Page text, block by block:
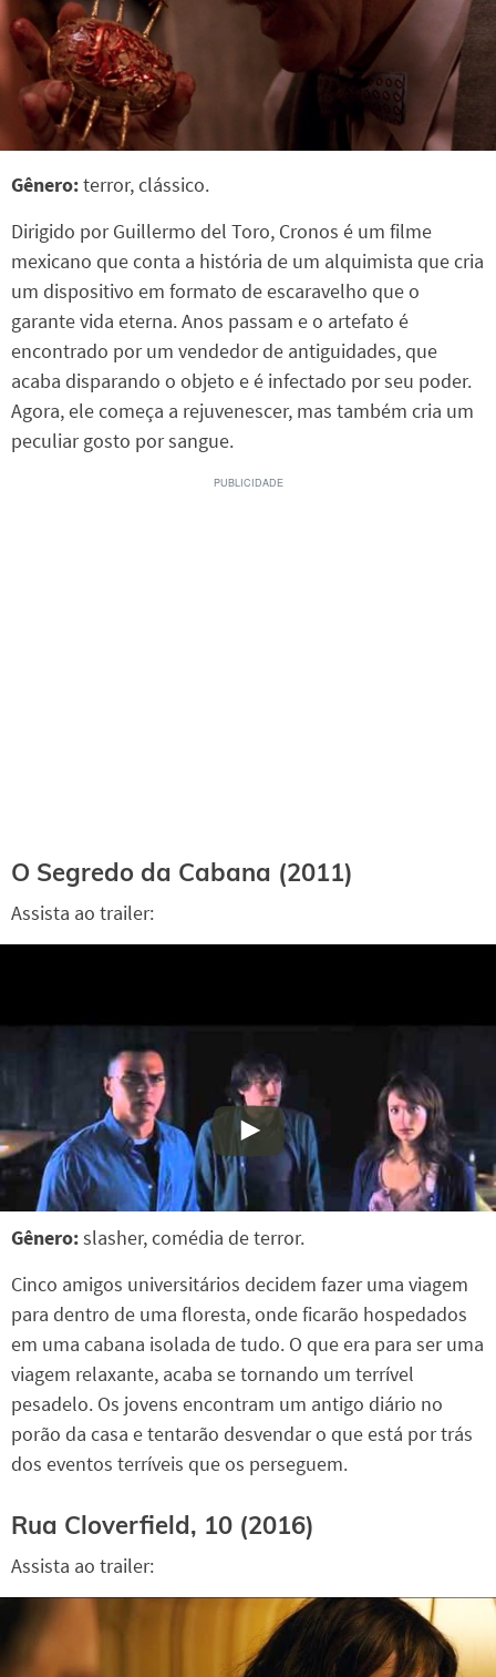
Gênero:terror, clássico.
Dirigido por Guillermo del Toro, Cronos é um filme
mexicano que conta a história de um alquimista que cria
um dispositivo em formato de escaravelho que o
garante vida eterna. Anos passam e o artefato é
encontrado por um vendedor de antiguidades, que
acaba disparando o objeto e é infectado por seu poder.
Agora, ele começa a rejuvenescer, mas também cria um
peculiar gosto por sangue.
O Segredo da Cabana (2011)
Assista ao trailer:
Gênero:slasher, comédia de terror.
Cinco amigos universitários decidem fazer uma viagem
para dentro de uma floresta, onde ficarão hospedados
em uma cabana isolada de tudo. O que era para ser uma
viagem relaxante, acaba se tornando um terrível
pesadelo. Os jovens encontram um antigo diário no
porão da casa e tentarão desvendar o que está por trás
dos eventos terríveis que os perseguem.
Rua Cloverfield, 10 (2016)
Assista ao trailer: